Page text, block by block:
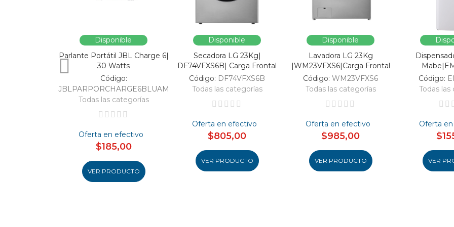
Disponible
Parlante Portátil JBL Charge 6|
30 Watts
Código:
JBLPARPORCHARGE6BLUAM
Todas las categorías
Oferta en efectivo
$185,00
VER PRODUCTO
Disponible
Secadora LG 23Kg|
DF74VFXS6B| Carga Frontal
Código: DF74VFXS6B
Todas las categorías
Oferta en efectivo
$805,00
VER PRODUCTO
Disponible
Lavadora LG 23Kg
|WM23VFXS6|Carga Frontal
Código: WM23VFXS6
Todas las categorías
Oferta en efectivo
$985,00
VER PRODUCTO
Código:
Todas
Oferta
VER